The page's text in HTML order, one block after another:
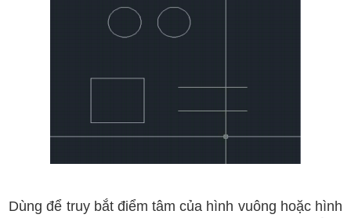
Dùngđể truy bắt điểmtâm của hình vuông hoặc hình